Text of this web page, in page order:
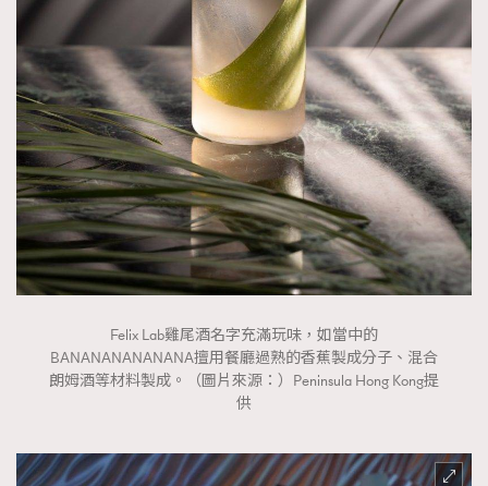
Felix Lab雞尾酒名字充滿玩味，如當中的
BANANANANANANA擅用餐廳過熟的香蕉製成分子、混合
朗姆酒等材料製成。（圖片來源：）Peninsula Hong Kong提
供